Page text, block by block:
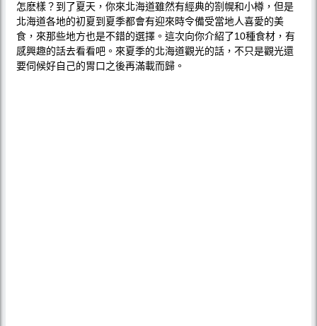
怎麽樣？到了夏天，你來北海道雖然有經典的劄幌和小樽，但是
北海道各地的初夏到夏季都會有迎來時令備受當地人喜愛的美
食，來那些地方也是不錯的選擇。這次向你介紹了10種食材，有
感興趣的話去看看吧。來夏季的北海道觀光的話，不只是觀光還
要伺候好自己的胃口之後再滿載而歸。